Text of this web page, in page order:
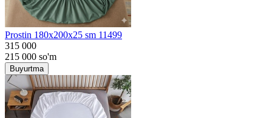
Prostin 180x200x25 sm 11499
315 000
215 000 so'm
Buyurtma